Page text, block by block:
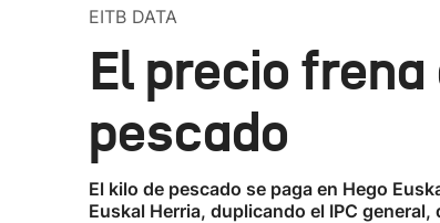
EITB DATA
El precio
pescado
El kilo de pescado se paga en Hego
Euskal Herria, duplicando el IPC general,